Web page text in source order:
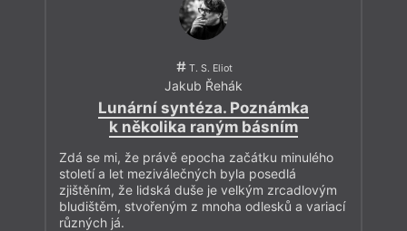
T. S. Eliot
Jakub Řehák
Lunární syntéza. Poznámka
k několika raným básním
Zdá se mi, že právě epocha začátku minulého
století a let meziválečných byla posedlá
zjištěním, že lidská duše je velkým zrcadlovým
bludištěm, stvořeným z mnoha odlesků a variací
různých já.